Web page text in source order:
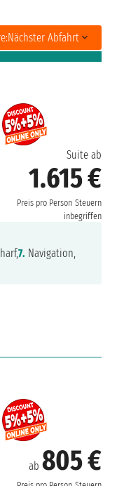
Nächster Abfahrt
Suite ab
1.615 €
Preis pro Person Steuern
inbegriffen
7. Navigation,
ab 805 €